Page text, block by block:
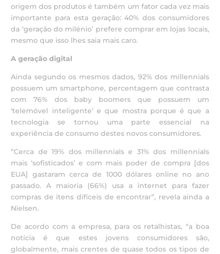
origem dos produtos é também um fator cada vez mais
importante para esta geração: 40% dos consumidores
da ‘geração do milénio’ prefere comprar em lojas locais,
mesmo que isso lhes saia mais caro.
A geração digital
Ainda segundo os mesmos dados, 92% dos millennials
possuem um smartphone, percentagem que contrasta
com 76% dos baby boomers que possuem um
‘telemóvel inteligente’ e que mostra porque é que a
tecnologia se tornou uma parte essencial na
experiência de consumo destes novos consumidores.
“Cerca de 19% dos millennials e 31% dos millennials
mais ‘sofisticados’ e com mais poder de compra [dos
EUA] gastaram cerca de 1000 dólares online no ano
passado. A maioria (66%) usa a internet para fazer
compras de itens difíceis de encontrar”, revela ainda a
Nielsen.
De acordo com a empresa, para os retalhistas, “a boa
notícia é que estes jovens consumidores são,
globalmente, mais crentes de quase todos os tipos de